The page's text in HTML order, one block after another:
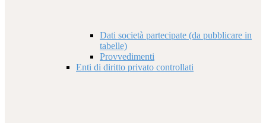
Dati società partecipate (da pubblicare in
tabelle)
Provvedimenti
Enti di diritto privato controllati